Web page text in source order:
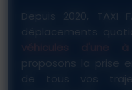
Depuis 2020, TAXI
déplacements
proposons la prise
de tous vos